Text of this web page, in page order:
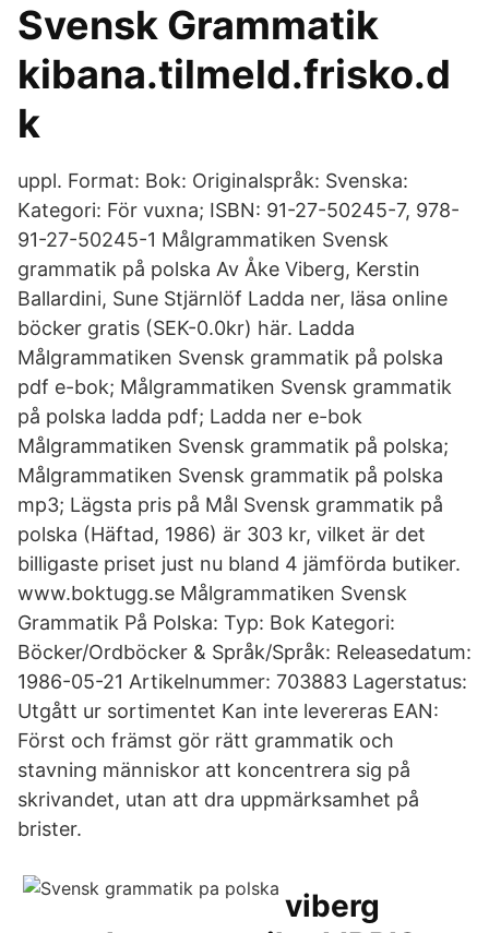
Svensk Grammatik
kibana.tilmeld.frisko.d
k
uppl. Format: Bok: Originalspråk: Svenska:
Kategori: För vuxna; ISBN: 91-27-50245-7, 978-
91-27-50245-1 Målgrammatiken Svensk
grammatik på polska Av Åke Viberg, Kerstin
Ballardini, Sune Stjärnlöf Ladda ner, läsa online
böcker gratis (SEK-0.0kr) här. Ladda
Målgrammatiken Svensk grammatik på polska
pdf e-bok; Målgrammatiken Svensk grammatik
på polska ladda pdf; Ladda ner e-bok
Målgrammatiken Svensk grammatik på polska;
Målgrammatiken Svensk grammatik på polska
mp3; Lägsta pris på Mål Svensk grammatik på
polska (Häftad, 1986) är 303 kr, vilket är det
billigaste priset just nu bland 4 jämförda butiker.
www.boktugg.se Målgrammatiken Svensk
Grammatik På Polska: Typ: Bok Kategori:
Böcker/Ordböcker & Språk/Språk: Releasedatum:
1986-05-21 Artikelnummer: 703883 Lagerstatus:
Utgått ur sortimentet Kan inte levereras EAN:
Först och främst gör rätt grammatik och
stavning människor att koncentrera sig på
skrivandet, utan att dra uppmärksamhet på
brister.
viberg